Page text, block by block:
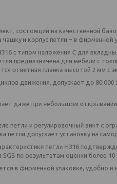
состоящий из качественной
чашку и корпус петли – в фирменной
с типом наложения С для
предназначена для мебели с
ответная планка высотой 2 мм с
движения, допускает до 80
даже при небольшом
петли и регулировочный винт с
петли допускает установку на
петли H316
по результатам оценки более
в фирменной упаковке,